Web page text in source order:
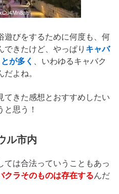
遊びをするために何度も、何
きたけど、やっぱり キャバ
が多く 、いわゆるキャバク
よね。
てきた感想とおすすめしたい
思う！
ル市内
は合法っていうこともあっ
クラそのものは存在するんだ